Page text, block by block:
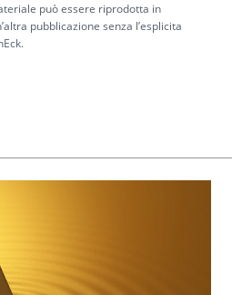
può essere riprodotta in
pubblicazione senza l’esplicita